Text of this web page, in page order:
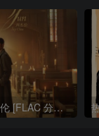
太阳之子 – 周杰伦 [FLAC 分轨 192Khz 24bit]